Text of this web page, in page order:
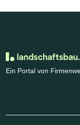
Ein Portal von